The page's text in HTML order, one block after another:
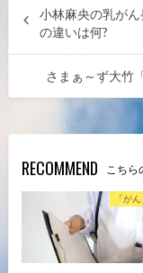
小林麻央の乳が
の違いは何?
さまぁ～ず大竹
RECOMMEND こちら
「が